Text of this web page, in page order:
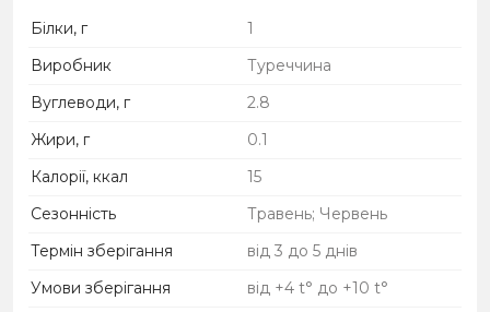
Білки, г
1
Виробник
Туреччина
Вуглеводи, г
2.8
Жири, г
0.1
Калорії, ккал
15
Сезонність
Травень; Червень
Термін зберігання
від 3 до 5 днів
Умови зберігання
від +4 t° до +10 t°